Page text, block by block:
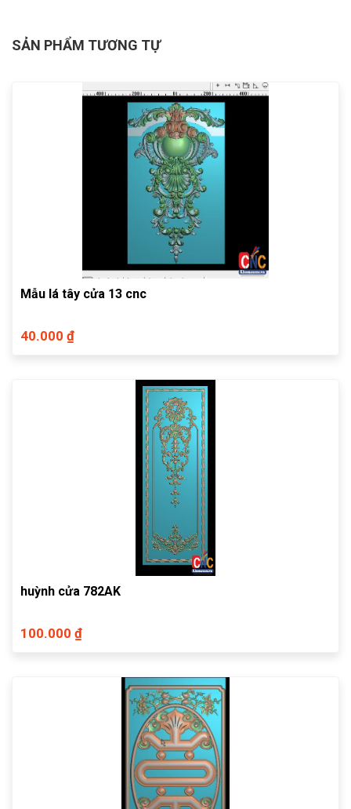
SẢN PHẨM TƯƠNG TỰ
Mẫu lá tây cửa 13 cnc
40.000 ₫
huỳnh cửa 782AK
100.000 ₫